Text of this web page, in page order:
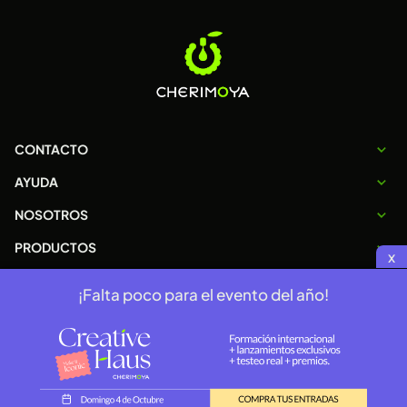
CONTACTO
AYUDA
NOSOTROS
PRODUCTOS
Copyright 2026 © cherimoya.com.ar
Terminos y condiciones
¡Falta poco para el evento del año!
x